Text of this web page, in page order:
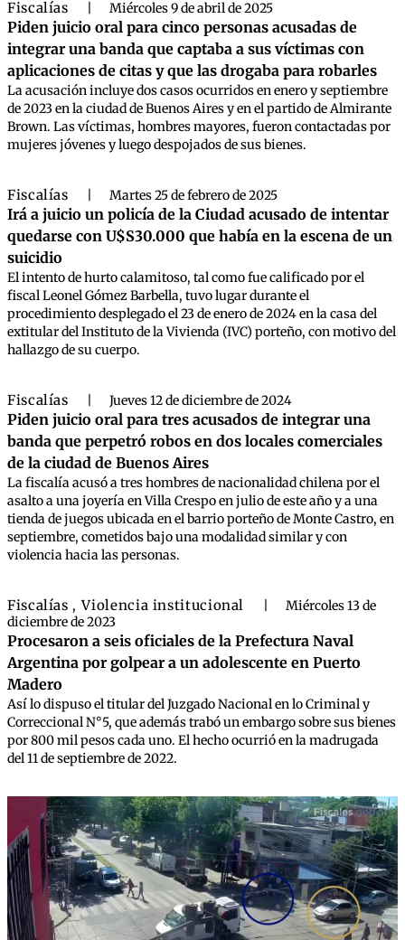
Fiscalías Miércoles 9 de abril de 2025
Piden juicio oral para cinco personas acusadas de
integrar una banda que captaba a sus víctimas con
aplicaciones de citas y que las drogaba para robarles
La acusación incluye dos casos ocurridos en enero y septiembre
de 2023 en la ciudad de Buenos Aires y en el partido de Almirante
Brown. Las víctimas, hombres mayores, fueron contactadas por
mujeres jóvenes y luego despojados de sus bienes.
Fiscalías Martes 25 de febrero de 2025
Irá a juicio un policía de la Ciudad acusado de intentar
quedarse con U$S30.000 que había en la escena de un
suicidio
El intento de hurto calamitoso, tal como fue calificado por el
fiscal Leonel Gómez Barbella, tuvo lugar durante el
procedimiento desplegado el 23 de enero de 2024 en la casa del
extitular del Instituto de la Vivienda (IVC) porteño, con motivo del
hallazgo de su cuerpo.
Fiscalías Jueves 12 de diciembre de 2024
Piden juicio oral para tres acusados de integrar una
banda que perpetró robos en dos locales comerciales
de la ciudad de Buenos Aires
La fiscalía acusó a tres hombres de nacionalidad chilena por el
asalto a una joyería en Villa Crespo en julio de este año y a una
tienda de juegos ubicada en el barrio porteño de Monte Castro, en
septiembre, cometidos bajo una modalidad similar y con
violencia hacia las personas.
Fiscalías , Violencia institucional
Miércoles 13 de
diciembre de 2023
Procesaron a seis oficiales de la Prefectura Naval
Argentina por golpear a un adolescente en Puerto
Madero
Así lo dispuso el titular del Juzgado Nacional en lo Criminal y
Correccional N°5, que además trabó un embargo sobre sus bienes
por 800 mil pesos cada uno. El hecho ocurrió en la madrugada
del 11 de septiembre de 2022.